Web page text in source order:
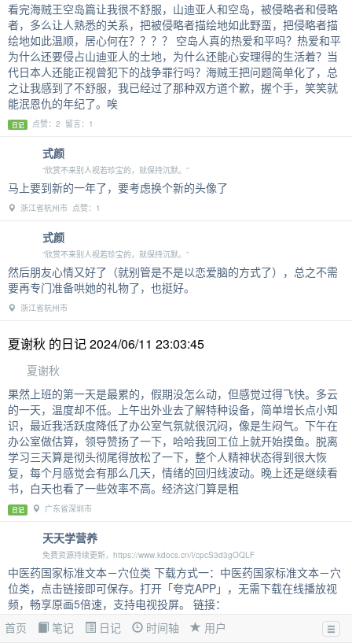
首页 笔记 日记 时间轴 用户
看完海贼王空岛篇让我很不舒服，山迪亚人和空岛，被侵略者和侵略
者，多么让人熟悉的关系，把被侵略者描绘地如此野蛮，把侵略者描
绘地如此温顺，居心何在？？？？ 空岛人真的热爱和平吗？热爱和平
为什么还要侵占山迪亚人的土地，为什么还能心安理得的生活着？当
代日本人还能正视曾犯下的战争罪行吗？海贼王把问题简单化了，总
之让我感到了不舒服，我已经过了那种双方道个歉，握个手，笑笑就
能泯恩仇的年纪了。唉
日记 点赞：2 留言：1
式颜
“欣赏不来别人视若珍宝的，就保持沉默。”
马上要到新的一年了，要考虑换个新的头像了
浙江省杭州市 点赞：1
式颜
“欣赏不来别人视若珍宝的，就保持沉默。”
然后朋友心情又好了（就别管是不是以恋爱脑的方式了），总之不需
要再专门准备哄她的礼物了，也挺好。
浙江省杭州市
夏谢秋 的日记 2024/06/11 23:03:45
夏谢秋
果然上班的第一天是最累的，假期没怎么动，但感觉过得飞快。多云
的一天，温度却不低。上午出外业去了解特种设备，简单增长点小知
识，最近我活跃度降低了办公室气氛就很沉闷，像是生闷气。下午在
办公室做估算，领导赞扬了一下，哈哈我回工位上就开始摸鱼。脱离
学习三天算是彻头彻尾得放松了一下，整个人精神状态得到很大恢
复，每个月感觉会有那么几天，情绪的回归线波动。晚上还是继续看
书，白天也看了一些效率不高。经济这门算是粗
日记 广东省深圳市
天天学营养
免费资源持续更新，https://www.kdocs.cn/l/cpcS3d3gOQLF
中医药国家标准文本－穴位类 下载方式一：中医药国家标准文本－穴
位类，点击链接即可保存。打开「夸克APP」，无需下载在线播放视
频，畅享原画5倍速，支持电视投屏。 链接：
https://pan.quark.cn/s/ef0ffd9dd08d 下载方式二：《耳穴名称与定
位》.pdf: https://url05.ctfile.com/f/13660405-1424757508-d864ac?